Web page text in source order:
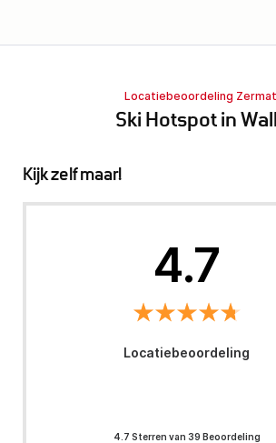
Locatiebeoordeling
Ski Hotspot in
Kijk zelf maar!
4.7
Locatiebeoordeling
4.7 Sterren van 39 Beoordeling